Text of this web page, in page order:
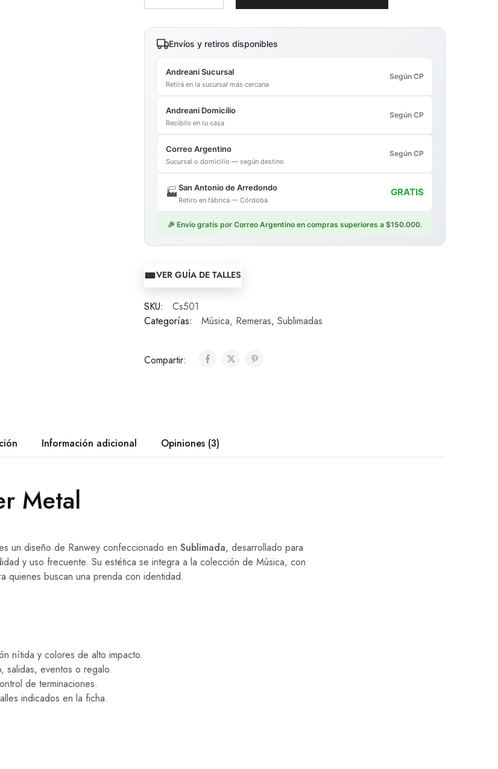
Envíos y retiros disponibles
Andreani Sucursal
Retirá en la sucursal más cercana
Según CP
Andreani Domicilio
Recibilo en tu casa
Según CP
Correo Argentino
Sucursal o domicilio — según destino
Según CP
🏭San Antonio de Arredondo
Retiro en fábrica — Córdoba
GRATIS
🎉 Envío gratis por Correo Argentino en compras superiores a $150.000.
VER GUÍA DE TALLES
SKU:
Cs501
Categorías:
Música, Remeras, Sublimadas
Compartir:
Información adicional Opiniones (3)
Metal
un diseño de Ranwey confeccionado en Sublimada, desarrollado para
y uso frecuente. Su estética se integra a la colección de Música, con
quienes buscan una prenda con identidad.
nítida y colores de alto impacto.
salidas, eventos o regalo.
de terminaciones.
indicados en la ficha.